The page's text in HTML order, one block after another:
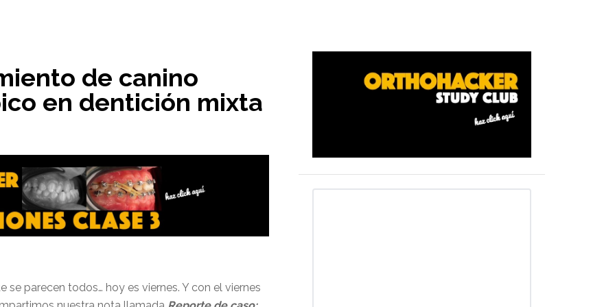
de canino
en dentición mixta
parecen todos… hoy es viernes. Y con el viernes
Barra
primaria